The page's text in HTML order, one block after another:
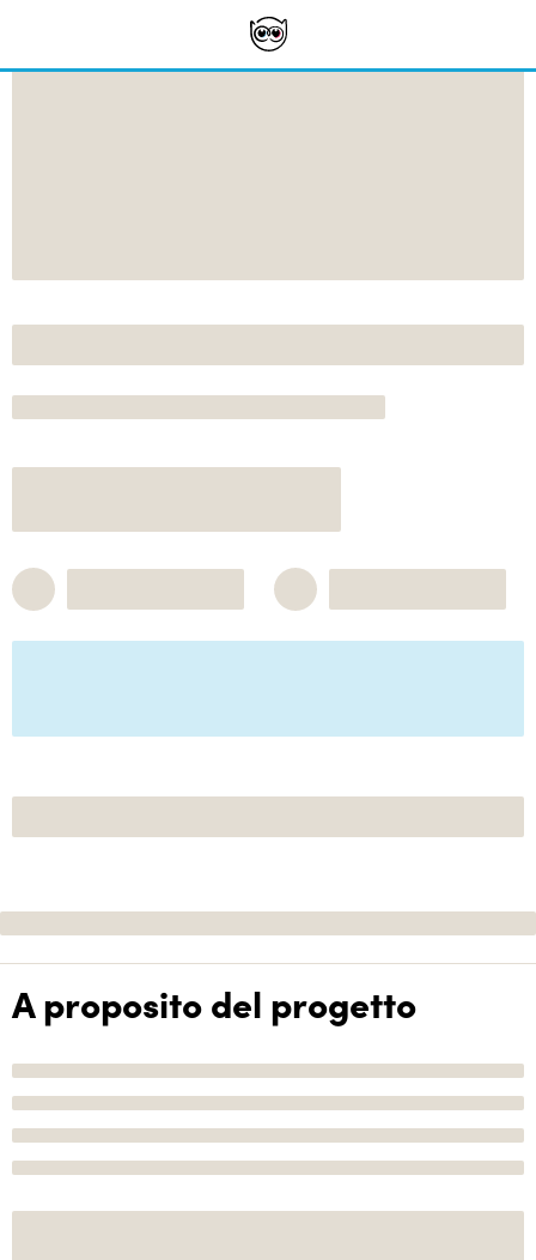
A proposito del progetto